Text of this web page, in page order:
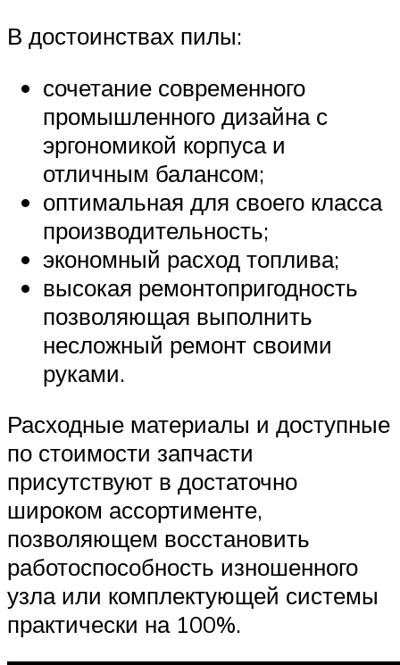
В достоинствах пилы:
сочетание современного
промышленного дизайна с
эргономикой корпуса и
отличным балансом;
оптимальная для своего класса
производительность;
экономный расход топлива;
высокая ремонтопригодность
позволяющая выполнить
несложный ремонт своими
руками.
Расходные материалы и доступные
по стоимости запчасти
присутствуют в достаточно
широком ассортименте,
позволяющем восстановить
работоспособность изношенного
узла или комплектующей системы
практически на 100%.